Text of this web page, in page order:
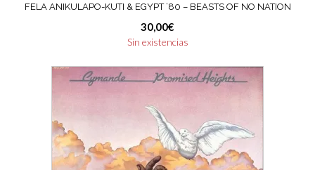
FELA ANIKULAPO-KUTI & EGYPT ’80 – BEASTS OF NO NATION
30,00€
Sin existencias